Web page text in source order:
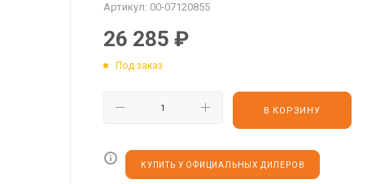
Артикул: 00-07120855
26 285 ₽
Под заказ
В КОРЗИНУ
КУПИТЬ У ОФИЦИАЛЬНЫХ ДИЛЕРОВ